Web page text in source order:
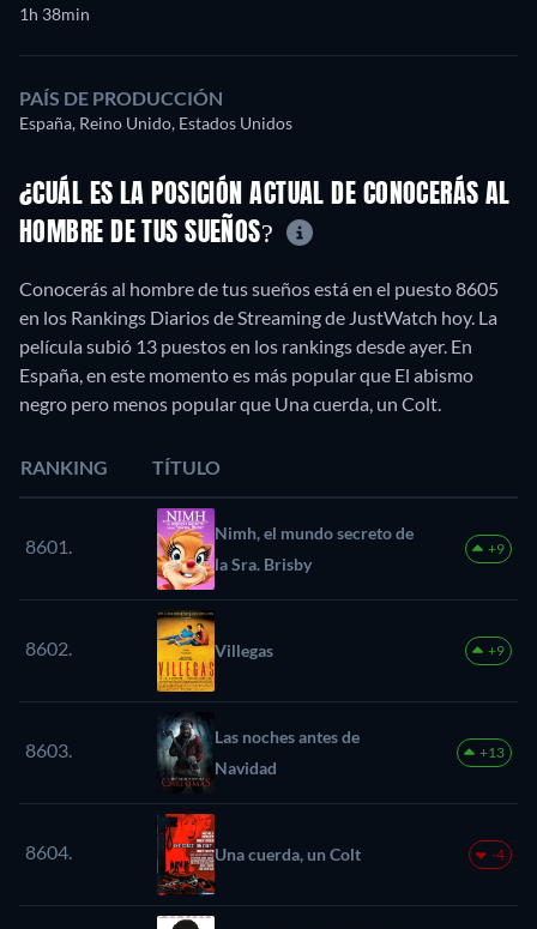
1h 38min
PAÍS DE PRODUCCIÓN
España, Reino Unido, Estados Unidos
¿CUÁL ES LA POSICIÓN ACTUAL DE CONOCERÁS AL
HOMBRE DE TUS SUEÑOS?
Conocerás al hombre de tus sueños está en el puesto 8605
en los Rankings Diarios de Streaming de JustWatch hoy. La
película subió 13 puestos en los rankings desde ayer. En
España, en este momento es más popular que El abismo
negro pero menos popular que Una cuerda, un Colt.
RANKING TÍTULO
8601.
Nimh, el mundo secreto de
la Sra. Brisby
+9
8602. Villegas +9
8603.
Las noches antes de
Navidad
+13
8604. Una cuerda, un Colt -4